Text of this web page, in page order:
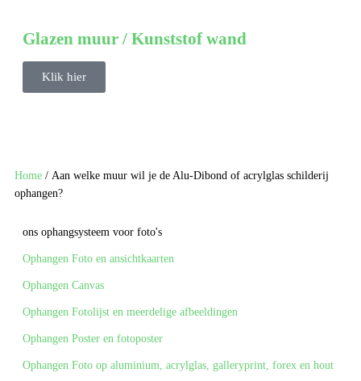
Glazen muur / Kunststof wand
Klik hier
Home / Aan welke muur wil je de Alu-Dibond of acrylglas schilderij
ophangen?
ons ophangsysteem voor foto's
Ophangen Foto en ansichtkaarten
Ophangen Canvas
Ophangen Fotolijst en meerdelige afbeeldingen
Ophangen Poster en fotoposter
Ophangen Foto op aluminium, acrylglas, galleryprint, forex en hout